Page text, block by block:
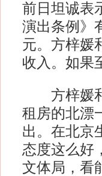
前日坦诚表
演出条例》
元。方梓媛
收入。如果
方梓媛和
租房的北漂
出。在北京
态度这么好
文体局，看